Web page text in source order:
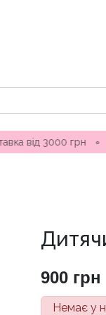
грн ∘Відправка
900 грн
Немає у